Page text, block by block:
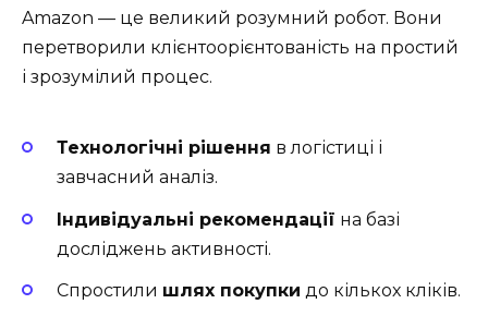
Amazon — це великий розумний робот. Вони
перетворили клієнтоорієнтованість на простий
і зрозумілий процес.
Технологічні рішення в логістиці і
завчасний аналіз.
Індивідуальні рекомендації на базі
досліджень активності.
Спростили шлях покупки до кількох кліків.